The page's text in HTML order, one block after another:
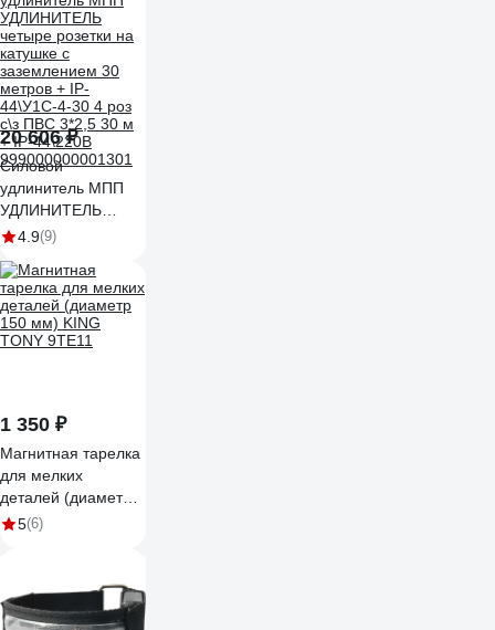
УФ-00016347
20 606 ₽
Силовой
удлинитель МПП
УДЛИНИТЕЛЬ
четыре розетки на
заземлением 30
метров + IP-
44\У1С-4-30 4 роз
с\з ПВС 3*2,5 30 м
4.9(9)
1 350 ₽
Магнитная тарелка
для мелких
деталей (диаметр
150 мм) KING
5(6)